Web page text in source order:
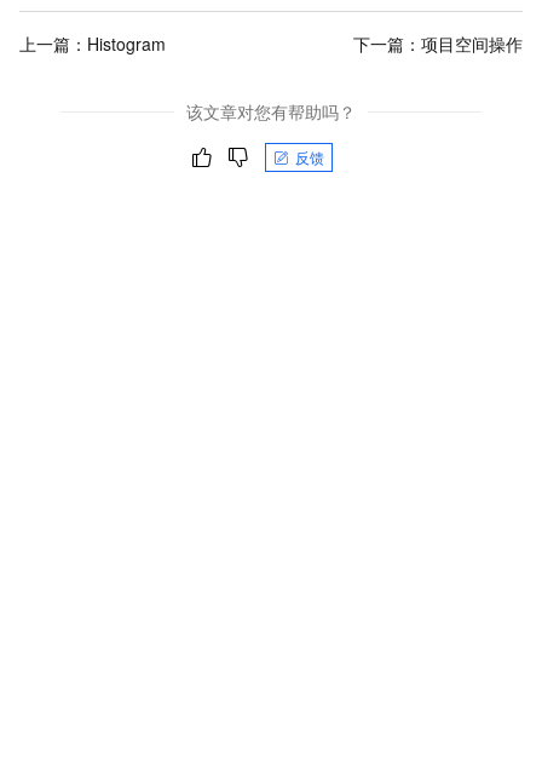
上一篇： Histogram 下一篇： 项目空间操作
该文章对您有帮助吗？
反馈